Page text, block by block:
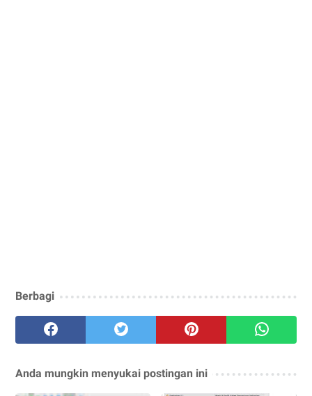
Berbagi
Anda mungkin menyukai postingan ini